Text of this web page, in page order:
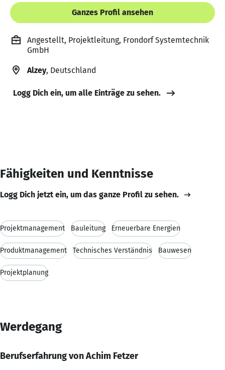
Ganzes Profil ansehen
Angestellt, Projektleitung, Frondorf Systemtechnik
GmbH
Alzey, Deutschland
Logg Dich ein, um alle Einträge zu sehen.
Fähigkeiten und Kenntnisse
Logg Dich jetzt ein, um das ganze Profil zu sehen.
Projektmanagement Bauleitung Erneuerbare Energien
Produktmanagement Technisches Verständnis Bauwesen
Projektplanung
Werdegang
Berufserfahrung von Achim Fetzer